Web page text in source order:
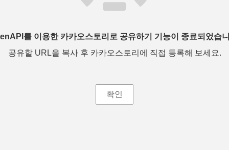
를 이용한 카카오스토리로 공유하기 기능이 종료되었습
공유할 URL을 복사 후 카카오스토리에 직접 등록해 보세요.
확인